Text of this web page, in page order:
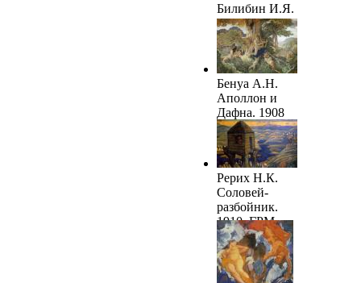
Билибин И.Я.
«И дивясь,
перед
собой...».
1905. ГРМ
Бенуа А.Н.
Аполлон и
Дафна. 1908
Рерих Н.К.
Соловей-
разбойник.
1910. ГРМ